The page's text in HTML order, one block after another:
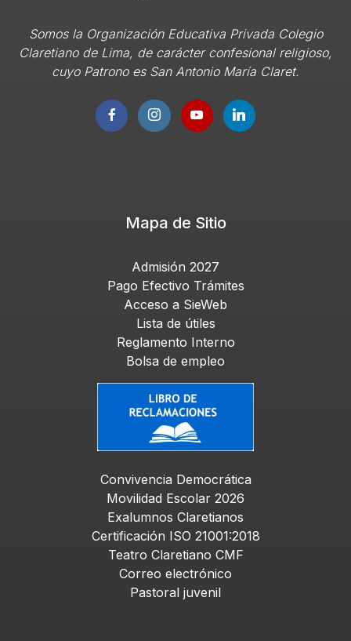
Somos la Organización Educativa Privada Colegio
Claretiano de Lima, de carácter confesional religioso,
cuyo Patrono es San Antonio Marí­a Claret.
Mapa de Sitio
Admisión 2027
Pago Efectivo Trámites
Acceso a SieWeb
Lista de útiles
Reglamento Interno
Bolsa de empleo
Convivencia Democrática
Movilidad Escolar 2026
Exalumnos Claretianos
Certificación ISO 21001:2018
Teatro Claretiano CMF
Correo electrónico
Pastoral juvenil